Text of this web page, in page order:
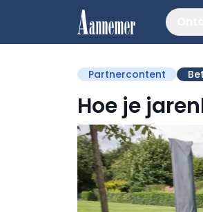
Partnercontent
Hoe je